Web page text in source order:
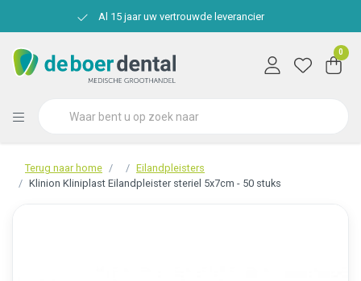
Al 15 jaar uw vertrouwde leverancier
0
Terug naar home
Eilandpleisters
Klinion Kliniplast Eilandpleister steriel 5x7cm - 50 stuks